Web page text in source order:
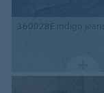
360028Eindigo